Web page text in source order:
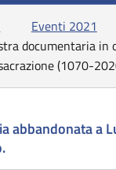
Eventi 2021
documentaria in
(1070-
abbandonata a